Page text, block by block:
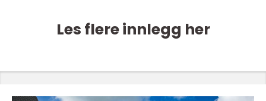
Les flere innlegg her